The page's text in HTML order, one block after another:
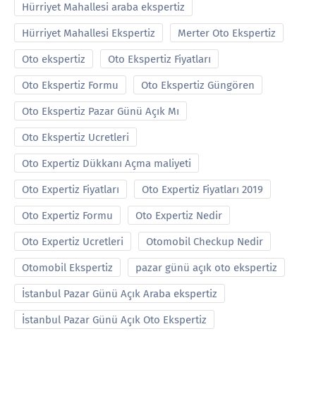
Hürriyet Mahallesi araba ekspertiz
Hürriyet Mahallesi Ekspertiz Merter Oto Ekspertiz
Oto ekspertiz Oto Ekspertiz Fiyatları
Oto Ekspertiz Formu Oto Ekspertiz Güngören
Oto Ekspertiz Pazar Günü Açık Mı
Oto Ekspertiz Ucretleri
Oto Expertiz Dükkanı Açma maliyeti
Oto Expertiz Fiyatları Oto Expertiz Fiyatları 2019
Oto Expertiz Formu Oto Expertiz Nedir
Oto Expertiz Ucretleri Otomobil Checkup Nedir
Otomobil Ekspertiz pazar günü açık oto ekspertiz
İstanbul Pazar Günü Açık Araba ekspertiz
İstanbul Pazar Günü Açık Oto Ekspertiz